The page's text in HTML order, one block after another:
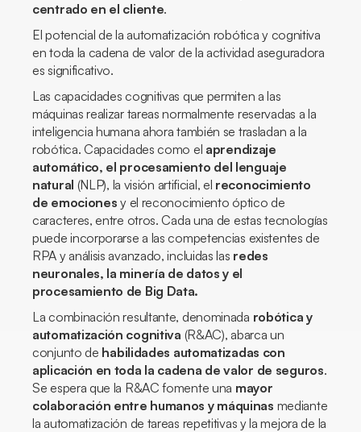
centrado en el cliente.
El potencial de la automatización robótica y cognitiva
en toda la cadena de valor de la actividad aseguradora
es significativo.
Las capacidades cognitivas que permiten a las
máquinas realizar tareas normalmente reservadas a la
inteligencia humana ahora también se trasladan a la
robótica. Capacidades como el aprendizaje
automático, el procesamiento del lenguaje
natural (NLP), la visión artificial, el reconocimiento
de emociones y el reconocimiento óptico de
caracteres, entre otros. Cada una de estas tecnologías
puede incorporarse a las competencias existentes de
RPA y análisis avanzado, incluidas las redes
neuronales, la minería de datos y el
procesamiento de Big Data.
La combinación resultante, denominada robótica y
automatización cognitiva (R&AC), abarca un
conjunto de habilidades automatizadas con
aplicación en toda la cadena de valor de seguros.
Se espera que la R&AC fomente una mayor
colaboración entre humanos y máquinas mediante
la automatización de tareas repetitivas y la mejora de la